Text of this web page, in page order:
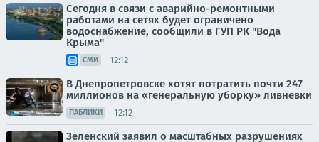
Сегодня в связи с аварийно-ремонтными
работами на сетях будет ограничено
водоснабжение, сообщили в ГУП РК "Вода
Крыма"
СМИ 12:12
В Днепропетровске хотят потратить почти 247
миллионов на «генеральную уборку» ливневки
ПАБЛИКИ 12:12
Зеленский заявил о масштабных разрушениях